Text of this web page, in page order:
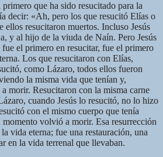
que ha sido resucitado para la
decir: «Ah, pero los que resucitó Elías o
resucitaron muertos. Incluso Jesús
y al hijo de la viuda de Naín. Pero Jesús
el primero en resucitar, fue el primero
Los que resucitaron con Elías,
como Lázaro, todos ellos fueron
la misma vida que tenían y,
morir. Resucitaron con la misma carne
cuando Jesús lo resucitó, no lo hizo
con el mismo cuerpo que tenía
volvió a morir. Esa resurrección
vida eterna; fue una restauración, una
en la vida terrenal que llevaban.